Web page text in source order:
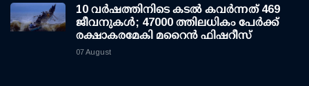
10 വര്‍ഷത്തിനിടെ കടല്‍ കവര്‍ന്നത് 469
ജീവനുകള്‍; 47000 ത്തിലധികം പേര്‍ക്ക്
രക്ഷാകരമേകി മറൈന്‍ ഫിഷറീസ്
07 August